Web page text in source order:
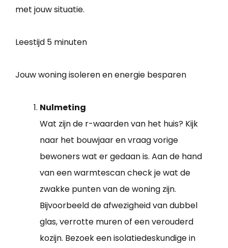
met jouw situatie.
Leestijd 5 minuten
Jouw woning isoleren en energie besparen
Nulmeting
Wat zijn de r-waarden van het huis? Kijk
naar het bouwjaar en vraag vorige
bewoners wat er gedaan is. Aan de hand
van een warmtescan check je wat de
zwakke punten van de woning zijn.
Bijvoorbeeld de afwezigheid van dubbel
glas, verrotte muren of een verouderd
kozijn. Bezoek een isolatiedeskundige in